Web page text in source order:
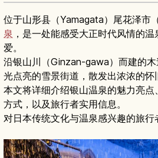
位于山形县（Yamagata）尾花泽市
泉 ，是一处能感受大正时代风情的
爱。
沿银山川（Ginzan-gawa）而建的
光点亮的雪景街道，散发出浓浓的怀
本文将详细介绍银山温泉的魅力亮
方式，以及旅行者实用信息。
对日本传统文化与温泉感兴趣的旅行